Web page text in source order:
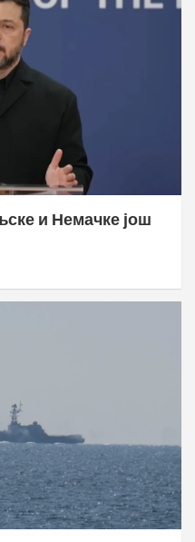
и Немачке још